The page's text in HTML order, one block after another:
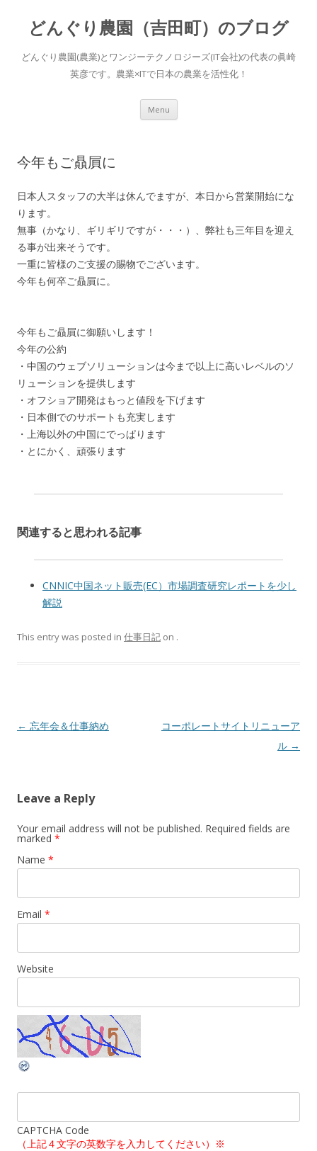
どんぐり農園（吉田町）のブログ
どんぐり農園(農業)とワンジーテクノロジーズ(IT会社)の代表の眞崎
英彦です。農業×ITで日本の農業を活性化！
Menu Skip to content
今年もご贔屓に
日本人スタッフの大半は休んでますが、本日から営業開始にな
ります。
無事（かなり、ギリギリですが・・・）、弊社も三年目を迎え
る事が出来そうです。
一重に皆様のご支援の賜物でございます。
今年も何卒ご贔屓に。
今年もご贔屓に御願いします！
今年の公約
・中国のウェブソリューションは今まで以上に高いレベルのソ
リューションを提供します
・オフショア開発はもっと値段を下げます
・日本側でのサポートも充実します
・上海以外の中国にでっぱります
・とにかく、頑張ります
関連すると思われる記事
CNNIC中国ネット販売(EC）市場調査研究レポートを少し
解説
This entry was posted in 仕事日記 on .
Post navigation
← 忘年会＆仕事納め
コーポレートサイトリニューア
ル →
Leave a Reply
Your email address will not be published. Required fields are
marked *
Name *
Email *
Website
CAPTCHA Code
（上記４文字の英数字を入力してください）※